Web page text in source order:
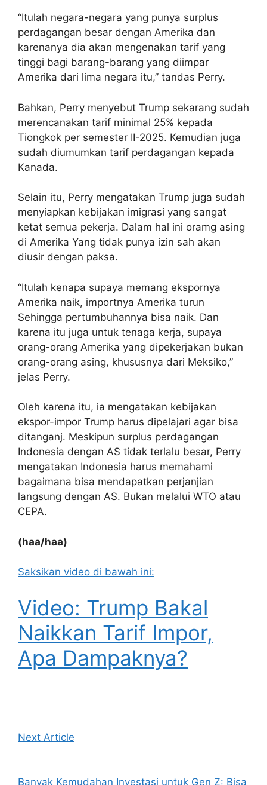
“Itulah negara-negara yang punya surplus
perdagangan besar dengan Amerika dan
karenanya dia akan mengenakan tarif yang
tinggi bagi barang-barang yang diimpar
Amerika dari lima negara itu,” tandas Perry.
Bahkan, Perry menyebut Trump sekarang sudah
merencanakan tarif minimal 25% kepada
Tiongkok per semester II-2025. Kemudian juga
sudah diumumkan tarif perdagangan kepada
Kanada.
Selain itu, Perry mengatakan Trump juga sudah
menyiapkan kebijakan imigrasi yang sangat
ketat semua pekerja. Dalam hal ini oramg asing
di Amerika Yang tidak punya izin sah akan
diusir dengan paksa.
“Itulah kenapa supaya memang ekspornya
Amerika naik, importnya Amerika turun
Sehingga pertumbuhannya bisa naik. Dan
karena itu juga untuk tenaga kerja, supaya
orang-orang Amerika yang dipekerjakan bukan
orang-orang asing, khususnya dari Meksiko,”
jelas Perry.
Oleh karena itu, ia mengatakan kebijakan
ekspor-impor Trump harus dipelajari agar bisa
ditanganj. Meskipun surplus perdagangan
Indonesia dengan AS tidak terlalu besar, Perry
mengatakan Indonesia harus memahami
bagaimana bisa mendapatkan perjanjian
langsung dengan AS. Bukan melalui WTO atau
CEPA.
(haa/haa)
Saksikan video di bawah ini:
Video: Trump Bakal
Naikkan Tarif Impor,
Apa Dampaknya?
Next Article
Banyak Kemudahan Investasi untuk Gen Z: Bisa